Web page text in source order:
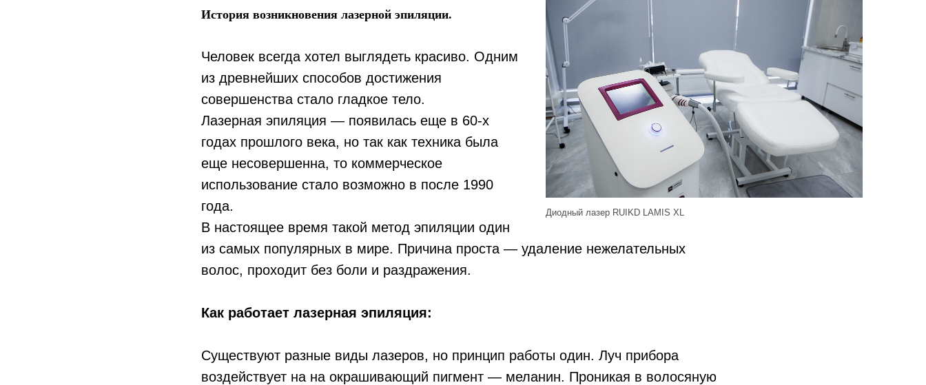
Диодный лазер RUIKD LAMIS XL
История возникновения лазерной эпиляции.
Человек всегда хотел выглядеть красиво. Одним
из древнейших способов достижения
совершенства стало гладкое тело.
Лазерная эпиляция — появилась еще в 60-х
годах прошлого века, но так как техника была
еще несовершенна, то коммерческое
использование стало возможно в после 1990
года.
В настоящее время такой метод эпиляции один
из самых популярных в мире. Причина проста — удаление нежелательных
волос, проходит без боли и раздражения.
Как работает лазерная эпиляция:
Существуют разные виды лазеров, но принцип работы один. Луч прибора
воздействует на на окрашивающий пигмент — меланин. Проникая в волосяную